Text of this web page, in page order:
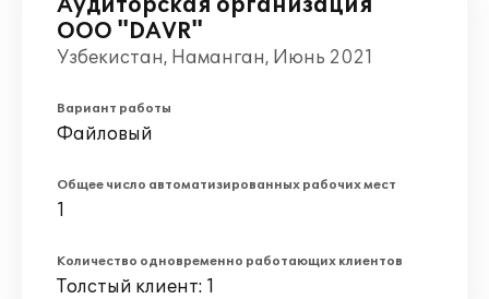
Аудиторская организация
ООО "DAVR"
Узбекистан, Наманган, Июнь 2021
Вариант работы
Файловый
Общее число автоматизированных рабочих мест
1
Количество одновременно работающих клиентов
Толстый клиент: 1